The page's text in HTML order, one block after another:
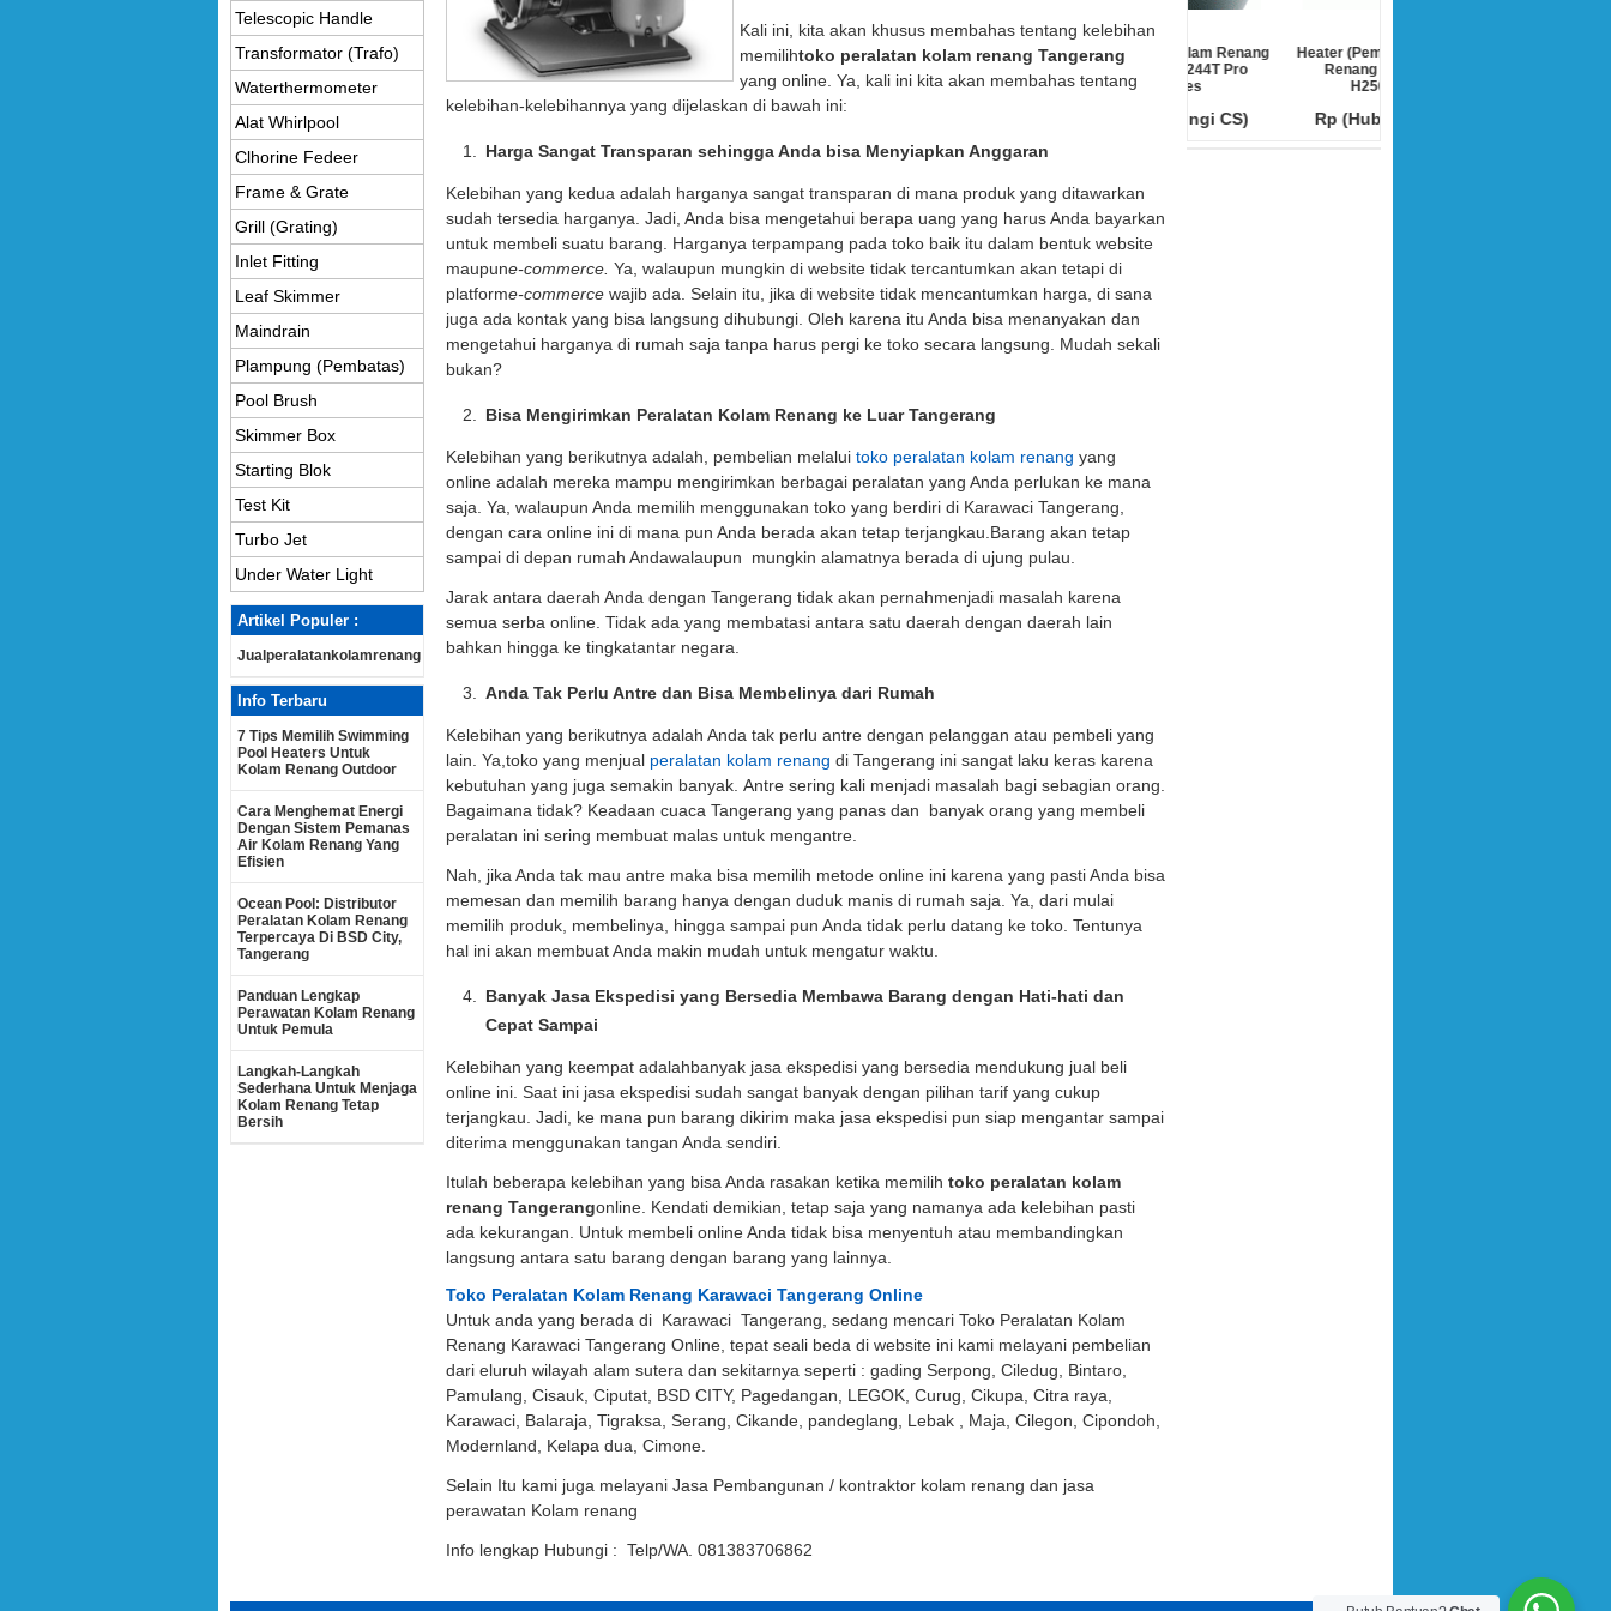
Kali ini, kita akan khusus membahas tentang kelebihan
memilihtoko peralatan kolam renang Tangerang
yang online. Ya, kali ini kita akan membahas tentang
kelebihan-kelebihannya yang dijelaskan di bawah ini:
Harga Sangat Transparan sehingga Anda bisa Menyiapkan Anggaran
Kelebihan yang kedua adalah harganya sangat transparan di mana produk yang ditawarkan
sudah tersedia harganya. Jadi, Anda bisa mengetahui berapa uang yang harus Anda bayarkan
untuk membeli suatu barang. Harganya terpampang pada toko baik itu dalam bentuk website
maupune-commerce. Ya, walaupun mungkin di website tidak tercantumkan akan tetapi di
platform­e-commerce wajib ada. Selain itu, jika di website tidak mencantumkan harga, di sana
juga ada kontak yang bisa langsung dihubungi. Oleh karena itu Anda bisa menanyakan dan
mengetahui harganya di rumah saja tanpa harus pergi ke toko secara langsung. Mudah sekali
bukan?
Bisa Mengirimkan Peralatan Kolam Renang ke Luar Tangerang
Kelebihan yang berikutnya adalah, pembelian melalui toko peralatan kolam renang yang
online adalah mereka mampu mengirimkan berbagai peralatan yang Anda perlukan ke mana
saja. Ya, walaupun Anda memilih menggunakan toko yang berdiri di Karawaci Tangerang,
dengan cara online ini di mana pun Anda berada akan tetap terjangkau.Barang akan tetap
sampai di depan rumah Andawalaupun mungkin alamatnya berada di ujung pulau.
Jarak antara daerah Anda dengan Tangerang tidak akan pernahmenjadi masalah karena
semua serba online. Tidak ada yang membatasi antara satu daerah dengan daerah lain
bahkan hingga ke tingkatantar negara.
Anda Tak Perlu Antre dan Bisa Membelinya dari Rumah
Kelebihan yang berikutnya adalah Anda tak perlu antre dengan pelanggan atau pembeli yang
lain. Ya,toko yang menjual peralatan kolam renang di Tangerang ini sangat laku keras karena
kebutuhan yang juga semakin banyak. Antre sering kali menjadi masalah bagi sebagian orang.
Bagaimana tidak? Keadaan cuaca Tangerang yang panas dan banyak orang yang membeli
peralatan ini sering membuat malas untuk mengantre.
Nah, jika Anda tak mau antre maka bisa memilih metode online ini karena yang pasti Anda bisa
memesan dan memilih barang hanya dengan duduk manis di rumah saja. Ya, dari mulai
memilih produk, membelinya, hingga sampai pun Anda tidak perlu datang ke toko. Tentunya
hal ini akan membuat Anda makin mudah untuk mengatur waktu.
Banyak Jasa Ekspedisi yang Bersedia Membawa Barang dengan Hati-hati dan
Cepat Sampai
Kelebihan yang keempat adalahbanyak jasa ekspedisi yang bersedia mendukung jual beli
online ini. Saat ini jasa ekspedisi sudah sangat banyak dengan pilihan tarif yang cukup
terjangkau. Jadi, ke mana pun barang dikirim maka jasa ekspedisi pun siap mengantar sampai
diterima menggunakan tangan Anda sendiri.
Itulah beberapa kelebihan yang bisa Anda rasakan ketika memilih toko peralatan kolam
renang Tangerangonline. Kendati demikian, tetap saja yang namanya ada kelebihan pasti
ada kekurangan. Untuk membeli online Anda tidak bisa menyentuh atau membandingkan
langsung antara satu barang dengan barang yang lainnya.
Toko Peralatan Kolam Renang Karawaci Tangerang Online
Untuk anda yang berada di Karawaci Tangerang, sedang mencari Toko Peralatan Kolam
Renang Karawaci Tangerang Online, tepat seali beda di website ini kami melayani pembelian
dari eluruh wilayah alam sutera dan sekitarnya seperti : gading Serpong, Ciledug, Bintaro,
Pamulang, Cisauk, Ciputat, BSD CITY, Pagedangan, LEGOK, Curug, Cikupa, Citra raya,
Karawaci, Balaraja, Tigraksa, Serang, Cikande, pandeglang, Lebak , Maja, Cilegon, Cipondoh,
Modernland, Kelapa dua, Cimone.
Selain Itu kami juga melayani Jasa Pembangunan / kontraktor kolam renang dan jasa
perawatan Kolam renang
Info lengkap Hubungi : Telp/WA. 081383706862
Telescopic Handle
Transformator (Trafo)
Waterthermometer
Alat Whirlpool
Clhorine Fedeer
Frame & Grate
Grill (Grating)
Inlet Fitting
Leaf Skimmer
Maindrain
Plampung (Pembatas)
Pool Brush
Skimmer Box
Starting Blok
Test Kit
Turbo Jet
Under Water Light
Artikel Populer :
Jualperalatankolamrenang
Info Terbaru
7 Tips Memilih Swimming
Pool Heaters Untuk
Kolam Renang Outdoor
Cara Menghemat Energi
Dengan Sistem Pemanas
Air Kolam Renang Yang
Efisien
Ocean Pool: Distributor
Peralatan Kolam Renang
Terpercaya Di BSD City,
Tangerang
Panduan Lengkap
Perawatan Kolam Renang
Untuk Pemula
Langkah-Langkah
Sederhana Untuk Menjaga
Kolam Renang Tetap
Bersih
Heater (Pemanas) Kolam
Renang Hayward
H250FDN
Rp (Hubungi CS)
Pompa Kolam Renang
Hayward Power-Flo LX
Rp (Hubungi CS)
Filter Pasir Kolam Renang
Hayward S244T Pro
Series
Heater (Pemanas) Kolam
Renang Hayward
Rp (Hubungi CS)